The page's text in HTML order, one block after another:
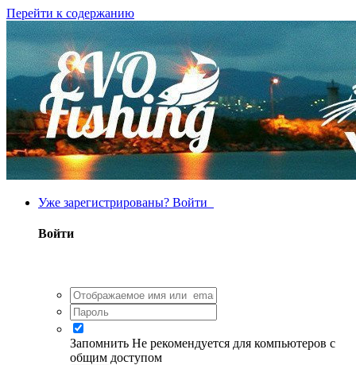
Перейти к содержанию
Уже зарегистрированы? Войти
Войти
Запомнить Не рекомендуется для компьютеров с
общим доступом